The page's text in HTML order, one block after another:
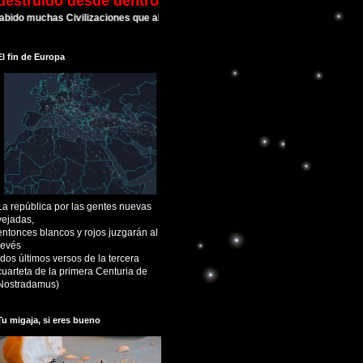
Civilizaciones que alcanzaron su esplendor y luego cayeron. Sin
fin de Europa
república por las gentes nuevas
blancos y rojos juzgarán al
últimos versos de la tercera
de la primera Centuria de
migaja, si eres bueno